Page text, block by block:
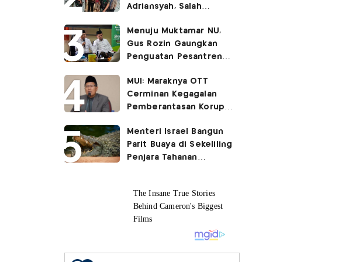
Adriansyah, Salah
Menuju Muktamar NU,
Gus Rozin Gaungkan
Penguatan Pesantren
MUI: Maraknya OTT
Cerminan Kegagalan
Pemberantasan Korupsi
Menteri Israel Bangun
Parit Buaya di Sekeliling
Penjara Tahanan